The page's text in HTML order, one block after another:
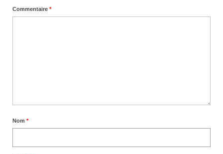
Commentaire *
Nom *